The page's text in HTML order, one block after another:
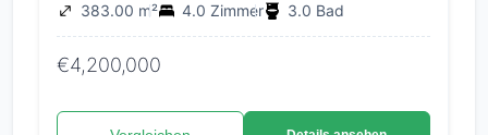
383.00 m² 4.0 Zimmer 3.0 Bad
€4,200,000